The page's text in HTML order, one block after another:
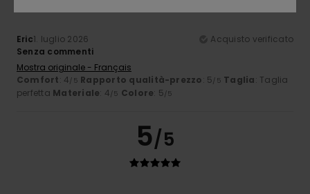
Eric1. luglio 2026
Acquisto verificato
Senza commenti
Mostra originale - Français
Comfort: 4 /5 Rapporto qualità-prezzo: 5 /5 Taglia: Taglia
perfetta Materiale: 4 /5 Colore: 5 /5
5/5